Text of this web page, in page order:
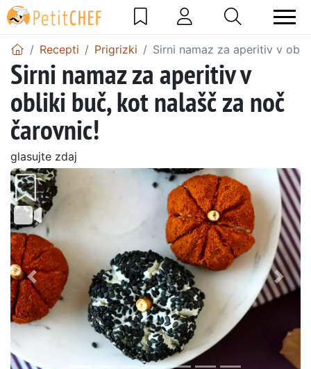
Recepti Prigrizki Sirni namaz za aperitiv v
Sirni namaz za aperitiv v
obliki buč, kot nalašč za noč
čarovnic!
glasujte zdaj
Prejšnji